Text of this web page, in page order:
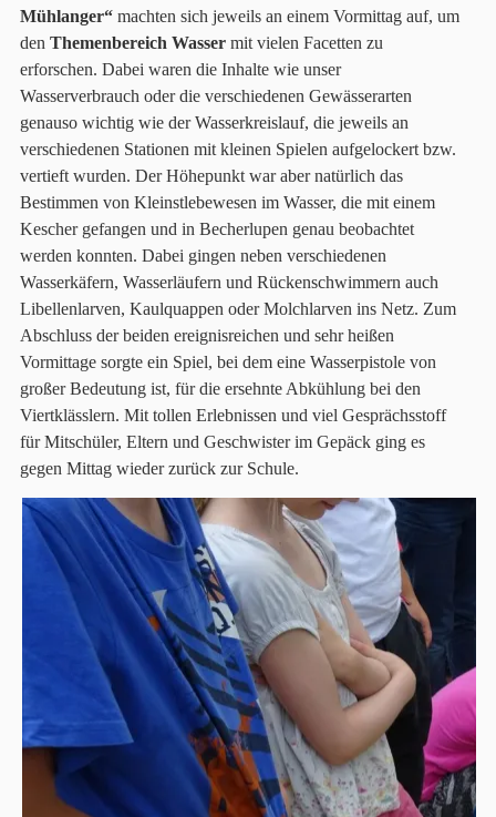
Mühlanger“machten sich jeweils an einem Vormittag auf, um
den Themenbereich Wassermit vielen Facetten zu
erforschen. Dabei waren die Inhalte wie unser
Wasserverbrauch oder die verschiedenen Gewässerarten
genauso wichtig wie der Wasserkreislauf, die jeweils an
verschiedenen Stationen mit kleinen Spielen aufgelockert bzw.
vertieft wurden. Der Höhepunkt war aber natürlich das
Bestimmen von Kleinstlebewesen im Wasser, die mit einem
Kescher gefangen und in Becherlupen genau beobachtet
werden konnten. Dabei gingen neben verschiedenen
Wasserkäfern, Wasserläufern und Rückenschwimmern auch
Libellenlarven, Kaulquappen oder Molchlarven ins Netz. Zum
Abschluss der beiden ereignisreichen und sehr heißen
Vormittage sorgte ein Spiel, bei dem eine Wasserpistole von
großer Bedeutung ist, für die ersehnte Abkühlung bei den
Viertklässlern. Mit tollen Erlebnissen und viel Gesprächsstoff
für Mitschüler, Eltern und Geschwister im Gepäck ging es
gegen Mittag wieder zurück zur Schule.